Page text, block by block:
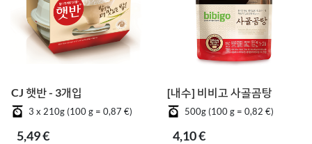
CJ 햇반 - 3개입
3 x 210g (100 g = 0,87 €)
5,49 €
[내수] 비비고 사골곰탕
500g (100 g = 0,82 €)
4,10 €